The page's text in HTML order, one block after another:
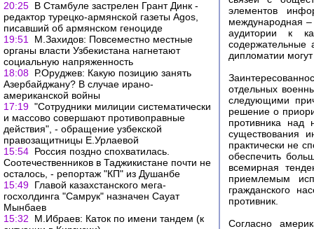
20:25 В Стамбуле застрелен Грант Динк -
редактор турецко-армянской газеты Agos,
писавший об армянском геноциде
19:51
М.Захидов: Повсеместно местные
органы власти Узбекистана нагнетают
социальную напряженность
18:08 Р.Оруджев: Какую позицию занять
Азербайджану? В случае ирано-
американской войны
17:19 "Сотрудники милиции систематически
и массово совершают противоправные
действия", - обращение узбекской
правозащитницы Е.Урлаевой
15:54 Россия поздно спохватилась.
Соотечественников в Таджикистане почти не
осталось, - репортаж "КП" из Душанбе
15:49 Главой казахстанского мега-
госхолдинга "Самрук" назначен Сауат
Мынбаев
15:32
М.Ибраев: Каток по имени тандем (к
элементов
международная –
аудитории к
содержательные
дипломатии
отдельных
следующими
решение о
противника над
существования
практически не
обеспечить
всемирная
приемлемым
гражданского
противник.
Согласно